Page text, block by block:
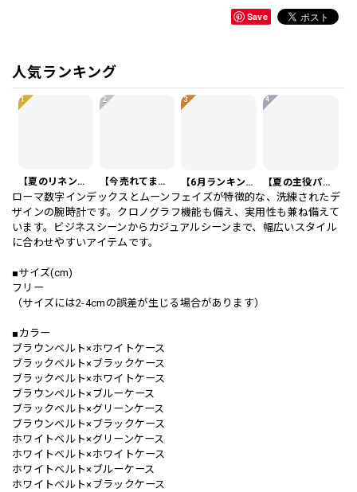
Save
人気ランキング
1
【夏のリネンスーツ】リネンシングルブレストカジュアルスーツ SU0188
2
【今売れてます】編み込みベルト付き フラット サンダル 3color SH0128
3
【6月ランキング1位】プレートアクセントポロシャツ KA0826
4
【夏の主役パンツ】ワッフル カジュアル スリムスラックスパンツ PA0226
ローマ数字インデックスとムーンフェイズが特徴的な、洗練されたデ
ザインの腕時計です。クロノグラフ機能も備え、実用性も兼ね備えて
います。ビジネスシーンからカジュアルシーンまで、幅広いスタイル
に合わせやすいアイテムです。
■サイズ(cm)
フリー
（サイズには2-4cmの誤差が生じる場合があります）
■カラー
ブラウンベルト×ホワイトケース
ブラックベルト×ブラックケース
ブラックベルト×ホワイトケース
ブラウンベルト×ブルーケース
ブラックベルト×グリーンケース
ブラウンベルト×ブラックケース
ホワイトベルト×グリーンケース
ホワイトベルト×ホワイトケース
ホワイトベルト×ブルーケース
ホワイトベルト×ブラックケース